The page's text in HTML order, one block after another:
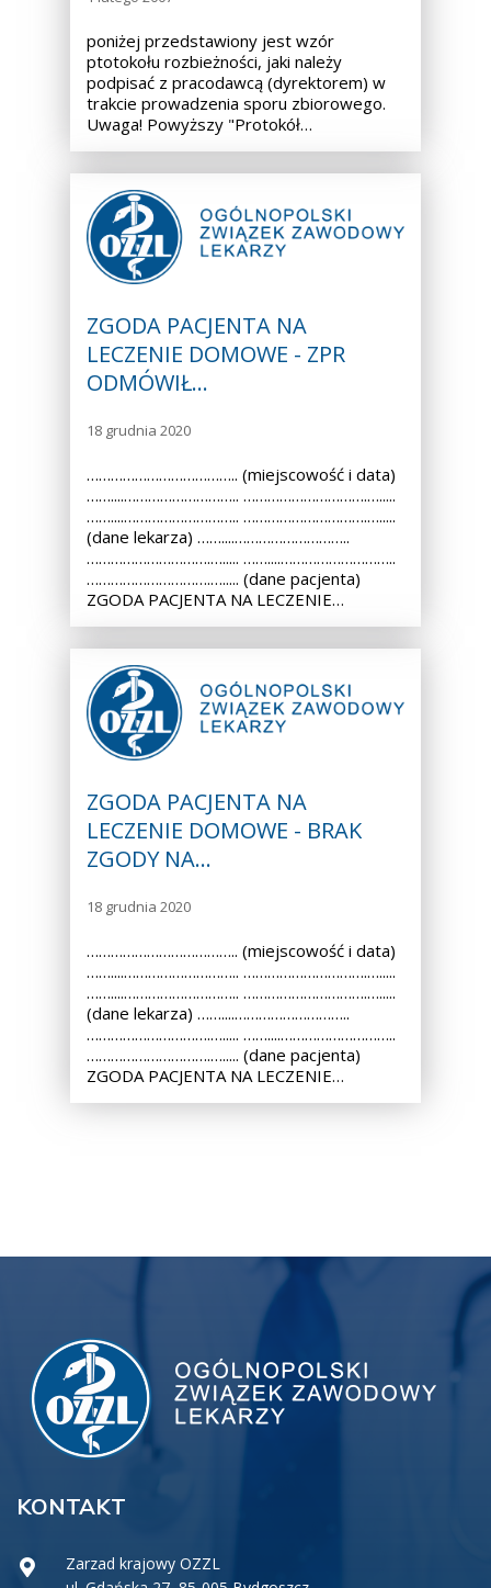
poniżej przedstawiony jest wzór
ptotokołu rozbieżności, jaki należy
podpisać z pracodawcą (dyrektorem) w
trakcie prowadzenia sporu zbiorowego.
Uwaga! Powyższy "Protokół…
ZGODA PACJENTA NA
LECZENIE DOMOWE - ZPR
ODMÓWIŁ…
18 grudnia 2020
……………………………….. (miejscowość i data)
……....……………………….. ………………………….….....
……....……………………….. ………………………….….....
(dane lekarza) ……....………………………..
………………………….…..... ……....………………………..
………………………….…..... (dane pacjenta)
ZGODA PACJENTA NA LECZENIE…
ZGODA PACJENTA NA
LECZENIE DOMOWE - BRAK
ZGODY NA…
18 grudnia 2020
……………………………….. (miejscowość i data)
……....……………………….. ………………………….….....
……....……………………….. ………………………….….....
(dane lekarza) ……....………………………..
………………………….…..... ……....………………………..
………………………….…..... (dane pacjenta)
ZGODA PACJENTA NA LECZENIE…
KONTAKT
Zarzad krajowy OZZL